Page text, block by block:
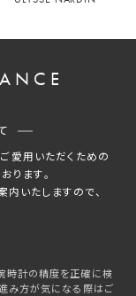
愛用いただくための
ります。
いたしますので、
時計の精度を正確に検
み方が気になる際はご